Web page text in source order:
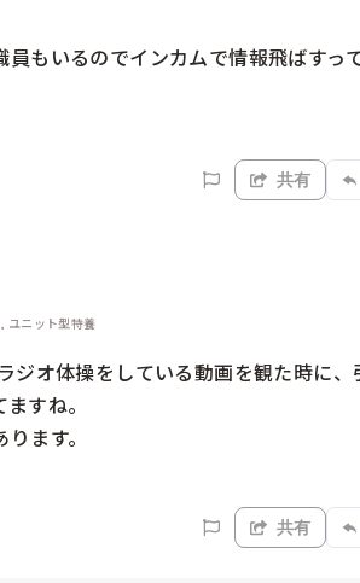
もいるのでインカムで情報飛ばすっ
共有
ユニット型特養
オ体操をしている動画を観た時に、
すね。
ます。
共有